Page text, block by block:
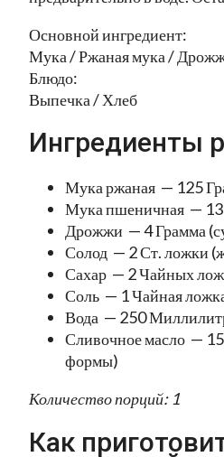
Основной ингредиент:
Мука / Ржаная мука /
Блюдо:
Выпечка / Хлеб
Ингредиенты
Мука ржаная — 125
Мука пшеничная —
Дрожжи — 4 Грамма
Солод — 2 Ст. ложки
Сахар — 2 Чайных
Соль — 1 Чайная
Вода — 250
Сливочное масло —
формы)
Количество порций: 1
Как